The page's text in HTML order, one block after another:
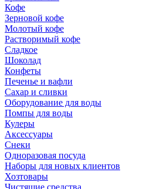
Кофе
Зерновой кофе
Молотый кофе
Растворимый кофе
Сладкое
Шоколад
Конфеты
Печенье и вафли
Сахар и сливки
Оборудование для воды
Помпы для воды
Кулеры
Аксессуары
Снеки
Одноразовая посуда
Наборы для новых клиентов
Хозтовары
Чистящие средства